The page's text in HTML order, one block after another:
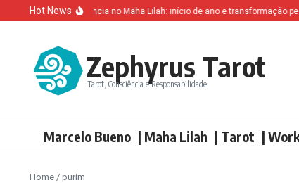
Ir para o conteúdo
Hot News
Altruísmo e ganância no Maha Lilah: início de ano e transformação
Zephyrus Tarot
Tarot, Consciência e Responsabilidade
Marcelo Bueno | Maha Lilah | Tarot |
Home / purim